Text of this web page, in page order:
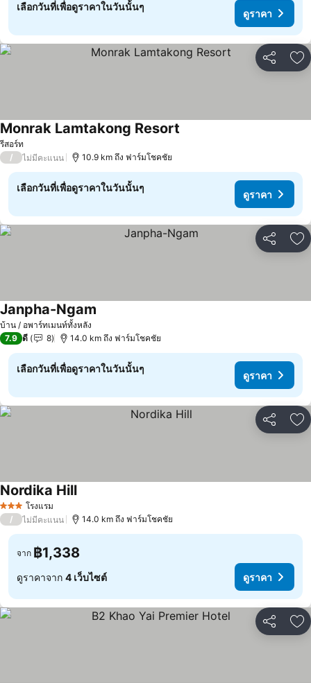
เลือกวันที่เพื่อดูราคาในวันนั้นๆ
ดูราคา
แชร์ เ
รีสอร์ท
Monrak Lamtakong Resort
/ ไม่มีคะแนน 10.9 km ถึง ฟาร์มโชคชัย
เลือกวันที่เพื่อดูราคาในวันนั้นๆ
ดูราคา
แชร์ เ
บ้าน / อพาร์ทเมนท์ทั้งหลัง
Janpha-Ngam
7.9 ดี 8 14.0 km ถึง ฟาร์มโชคชัย
เลือกวันที่เพื่อดูราคาในวันนั้นๆ
ดูราคา
แชร์ เ
3 ดาว โรงแรม
Nordika Hillดูราคา
/ ไม่มีคะแนน 14.0 km ถึง ฟาร์มโชคชัย
จาก ฿1,338
ดูราคาจาก 4 เว็บไซต์ ดูราคา
แชร์ เ